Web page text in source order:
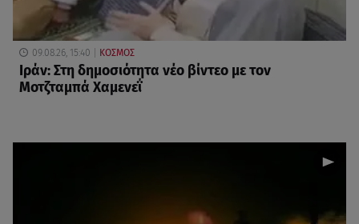
09.08.26, 15:40 ΚΟΣΜΟΣ
Ιράν: Στη δημοσιότητα νέο βίντεο με τον
Μοτζταμπά Χαμενεΐ